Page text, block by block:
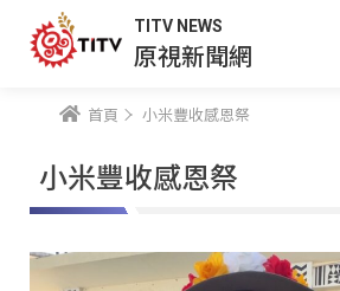
TITV NEWS
原視新聞網
首頁 小米豐收感恩祭
小米豐收感恩祭